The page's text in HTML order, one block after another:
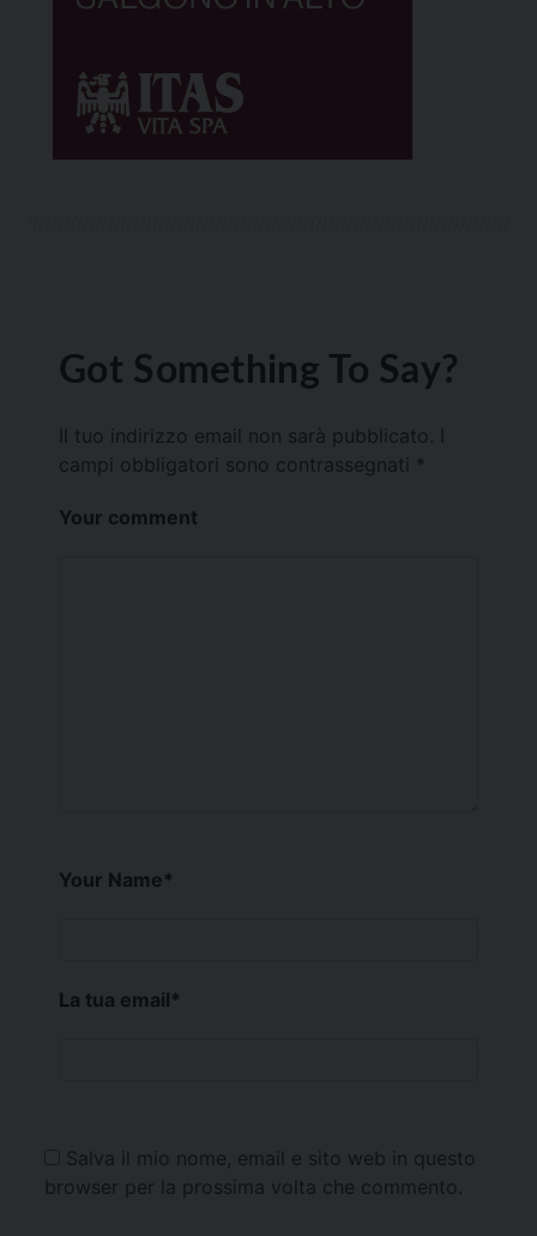
Got Something To Say?
Il tuo indirizzo email non sarà pubblicato.
campi obbligatori sono contrassegnati *
Your comment
Your Name*
La tua email*
Salva il mio nome, email e sito web in questo
browser per la prossima volta che commento.